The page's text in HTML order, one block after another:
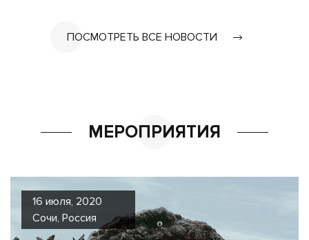
ПОСМОТРЕТЬ ВСЕ НОВОСТИ
МЕРОПРИЯТИЯ
16 июля, 2020
Сочи, Россия